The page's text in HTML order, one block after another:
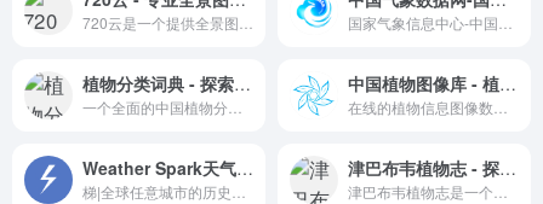
植物分类词典 - 探索中国植物的多样性 中国植物图像库 - 植物图片数据库
Weather Spark天气花火 - 气象气候数据在线查询 津巴布韦植物志 - 探索非洲植物多样性的宝库